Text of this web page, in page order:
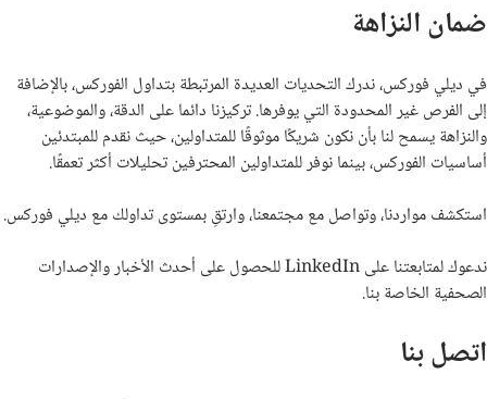
ضمان النزاهة
في ديلي فوركس، ندرك التحديات العديدة المرتبطة بتداول الفوركس، بالإضافة
إلى الفرص غير المحدودة التي يوفرها. تركيزنا دائما على الدقة، والموضوعية،
والنزاهة يسمح لنا بأن نكون شريكًا موثوقًا للمتداولين، حيث نقدم للمبتدئين
أساسيات الفوركس، بينما نوفر للمتداولين المحترفين تحليلات أكثر تعمقًا.
استكشف مواردنا، وتواصل مع مجتمعنا، وارتقِ بمستوى تداولك مع ديلي فوركس.
ندعوك لمتابعتنا على LinkedIn للحصول على أحدث الأخبار والإصدارات
الصحفية الخاصة بنا.
اتصل بنا